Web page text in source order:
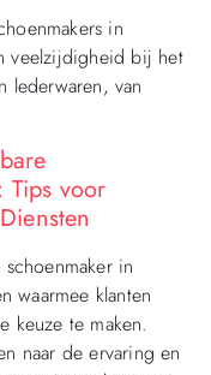
in
veelzijdigheid bij het
lederwaren, van
Tips voor
in
waarmee klanten
keuze te maken.
naar de ervaring en